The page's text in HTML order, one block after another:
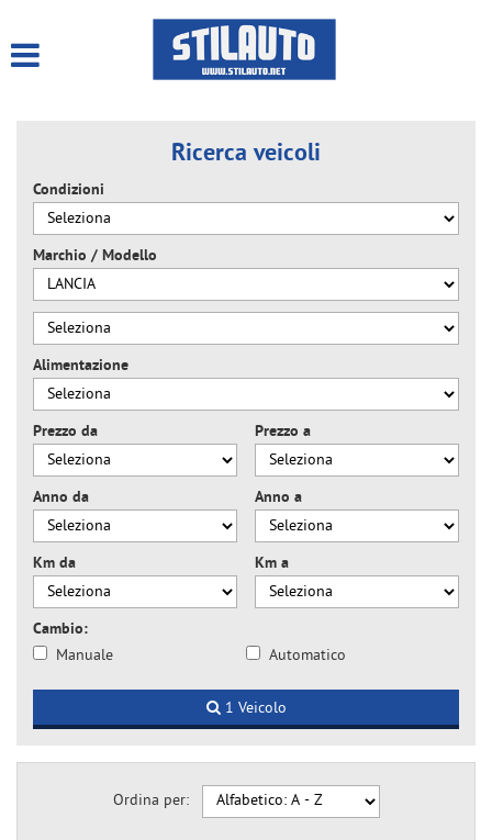
NOLEGGIO LUNGO TERMINE
ACQUISTIAMO USATO
ASSISTENZA
CONTATTI
Ricerca veicoli
Condizioni
Marchio / Modello
Alimentazione
Prezzo da Prezzo a
Anno da Anno a
Km da Km a
Cambio:
Manuale
Automatico
1 Veicolo
Ordina per: